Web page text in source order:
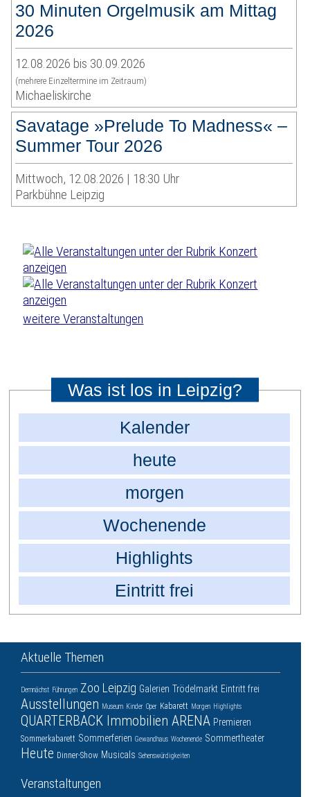
30 Minuten Orgelmusik am Mittag
2026
12.08.2026 bis 30.09.2026
(mehrere Einzeltermine im Zeitraum)
Michaeliskirche
Savatage »Prelude To Madness« –
Summer Tour 2026
Mittwoch, 12.08.2026 | 18:30 Uhr
Parkbühne Leipzig
weitere Veranstaltungen
Was ist los in Leipzig?
Kalender
heute
morgen
Wochenende
Highlights
Eintritt frei
Aktuelle Themen
Demnächst Führungen Zoo Leipzig Galerien Trödelmarkt Eintritt frei
Ausstellungen Museum Kinder Oper Kabarett Morgen Highlights
QUARTERBACK Immobilien ARENA Premieren
Sommerkabarett Sommerferien Gewandhaus Wochenende Sommertheater
Heute Dinner-Show Musicals Sehenswürdigkeiten
Veranstaltungen